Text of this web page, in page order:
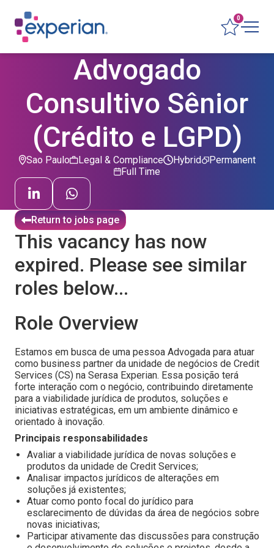
0
Advogado
Consultivo Sênior
(Crédito e LGPD)
Sao Paulo Legal & Compliance Permanent
Hybrid
Full Time
Return to jobs page
This vacancy has now
expired. Please see similar
roles below...
Role Overview
Estamos em busca de uma pessoa Advogada para atuar
como business partner da unidade de negócios de Credit
Services (CS) na Serasa Experian. Essa posição terá
forte interação com o negócio, contribuindo diretamente
para a viabilidade jurídica de produtos, soluções e
iniciativas estratégicas, em um ambiente dinâmico e
orientado à inovação.
Principais responsabilidades
Avaliar a viabilidade jurídica de novas soluções e
produtos da unidade de Credit Services;
Analisar impactos jurídicos de alterações em
soluções já existentes;
Atuar como ponto focal do jurídico para
esclarecimento de dúvidas da área de negócios sobre
novas iniciativas;
Participar ativamente das discussões para construção